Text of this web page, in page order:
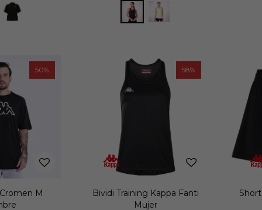
50
M
58
Bividi Training Kappa Fanti
Mujer